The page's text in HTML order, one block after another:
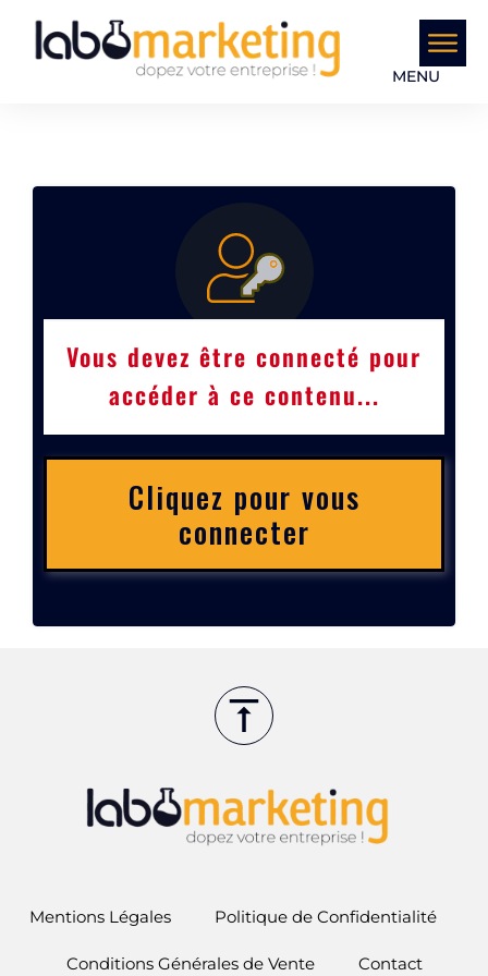
MENU
Vous devez être connecté pour
accéder à ce contenu...
Cliquez pour vous
connecter
Mentions Légales Politique de Confidentialité
Conditions Générales de Vente Contact